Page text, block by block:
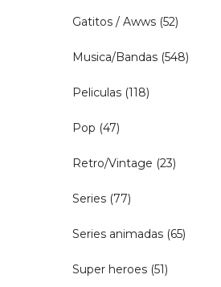
Gatitos / Awws (52)
Musica/Bandas (548)
Peliculas (118)
Pop (47)
Retro/Vintage (23)
Series (77)
Series animadas (65)
Super heroes (51)